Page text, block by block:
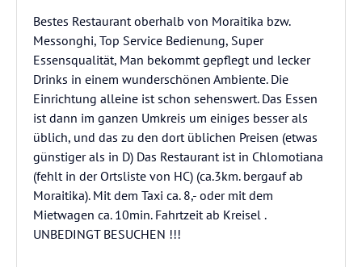
Bestes Restaurant oberhalb von Moraitika bzw.
Messonghi, Top Service Bedienung, Super
Essensqualität, Man bekommt gepflegt und lecker
Drinks in einem wunderschönen Ambiente. Die
Einrichtung alleine ist schon sehenswert. Das Essen
ist dann im ganzen Umkreis um einiges besser als
üblich, und das zu den dort üblichen Preisen (etwas
günstiger als in D) Das Restaurant ist in Chlomotiana
(fehlt in der Ortsliste von HC) (ca.3km. bergauf ab
Moraitika). Mit dem Taxi ca. 8,- oder mit dem
Mietwagen ca. 10min. Fahrtzeit ab Kreisel .
UNBEDINGT BESUCHEN !!!